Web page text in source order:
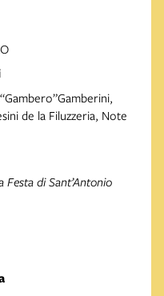
de la Filuzzeria, Note
Festa di Sant’Antonio